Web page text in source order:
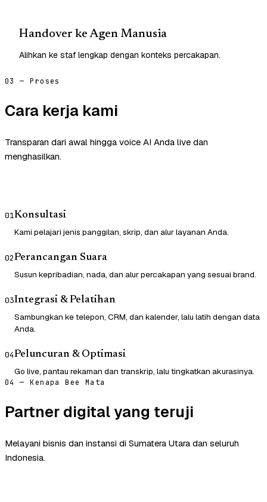
Handover ke Agen Manusia
Alihkan ke staf lengkap dengan konteks percakapan.
03 — Proses
Cara kerja kami
Transparan dari awal hingga voice AI Anda live dan
menghasilkan.
01Konsultasi
Kami pelajari jenis panggilan, skrip, dan alur layanan Anda.
02Perancangan Suara
Susun kepribadian, nada, dan alur percakapan yang sesuai brand.
03Integrasi & Pelatihan
Sambungkan ke telepon, CRM, dan kalender, lalu latih dengan data
Anda.
04Peluncuran & Optimasi
Go live, pantau rekaman dan transkrip, lalu tingkatkan akurasinya.
04 — Kenapa Bee Mata
Partner digital yang teruji
Melayani bisnis dan instansi di Sumatera Utara dan seluruh
Indonesia.